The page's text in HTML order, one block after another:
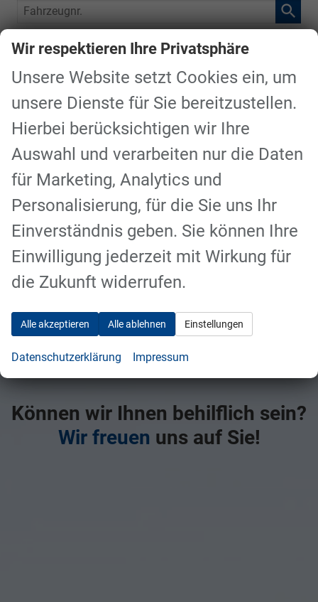
Fahrzeugnr.
Capri
Explorer
Kuga
Mustang
Tourneo Courier
Tourneo Custom
Geparkte Fahrzeuge (0)
Können wir Ihnen behilflich sein?
Wir freuen uns auf Sie!
Wir respektieren Ihre Privatsphäre
Unsere Website setzt Cookies ein, um
unsere Dienste für Sie bereitzustellen.
Hierbei berücksichtigen wir Ihre
Auswahl und verarbeiten nur die Daten
für Marketing, Analytics und
Personalisierung, für die Sie uns Ihr
Einverständnis geben. Sie können Ihre
Einwilligung jederzeit mit Wirkung für
die Zukunft widerrufen.
Alle akzeptieren Alle ablehnen Einstellungen
Datenschutzerklärung Impressum